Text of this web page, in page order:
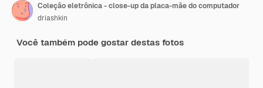
Coleção eletrônica - close-up da placa-mãe do computador
driashkin
Você também pode gostar destas fotos